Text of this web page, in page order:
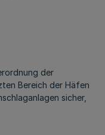
der
Bereich der Häfen
sicher,